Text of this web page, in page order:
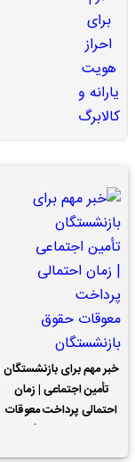
خبر مهم برای بازنشستگان
تأمین اجتماعی | زمان
احتمالی پرداخت معوقات